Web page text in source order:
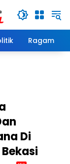
Ragam
Di